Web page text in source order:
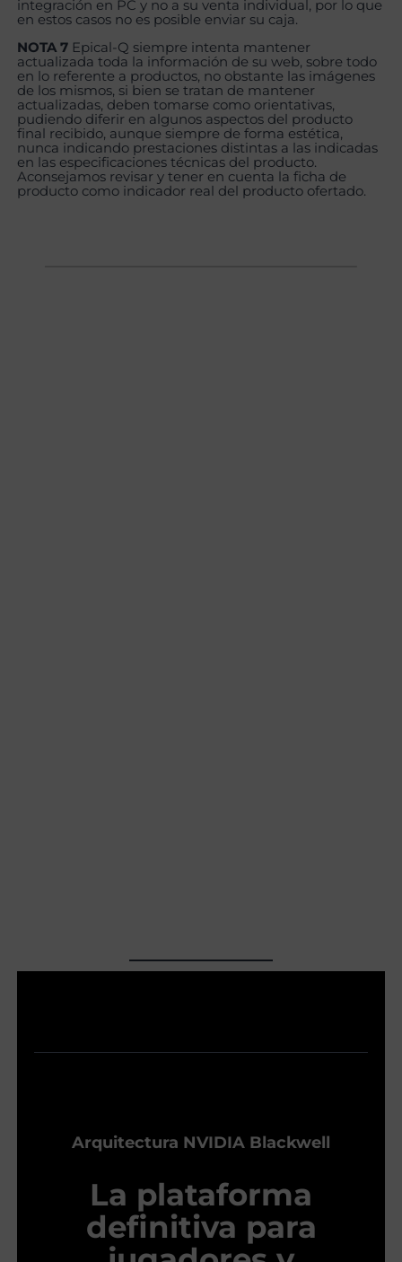
integración en PC y no a su venta individual, por lo que
en estos casos no es posible enviar su caja.
NOTA 7 Epical-Q siempre intenta mantener
actualizada toda la información de su web, sobre todo
en lo referente a productos, no obstante las imágenes
de los mismos, si bien se tratan de mantener
actualizadas, deben tomarse como orientativas,
pudiendo diferir en algunos aspectos del producto
final recibido, aunque siempre de forma estética,
nunca indicando prestaciones distintas a las indicadas
en las especificaciones técnicas del producto.
Aconsejamos revisar y tener en cuenta la ficha de
producto como indicador real del producto ofertado.
Arquitectura NVIDIA Blackwell
La plataforma
definitiva para